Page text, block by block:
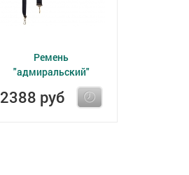
Ремень
"адмиральский"
2388 руб